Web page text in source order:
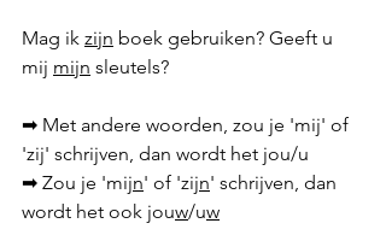
Mag ik zijn boek gebruiken? Geeft u
mij mijn sleutels?
➡ Met andere woorden, zou je 'mij' of
'zij' schrijven, dan wordt het jou/u
➡ Zou je 'mijn' of 'zijn' schrijven, dan
wordt het ook jouw/uw